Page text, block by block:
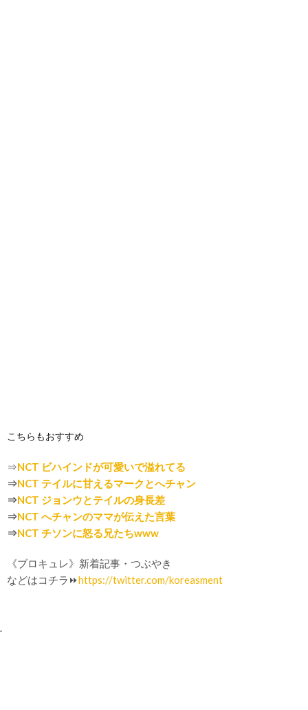
こちらもおすすめ
⇒NCT ビハインドが可愛いで溢れてる
⇒NCT テイルに甘えるマークとへチャン
⇒NCT ジョンウとテイルの身長差
⇒NCT へチャンのママが伝えた言葉
⇒NCT チソンに怒る兄たちwww
《ブロキュレ》新着記事・つぶやき
などはコチラ⏩https://twitter.com/koreasment